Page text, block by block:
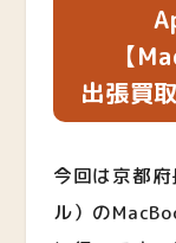
【
出張買
今回は京都
ル） の